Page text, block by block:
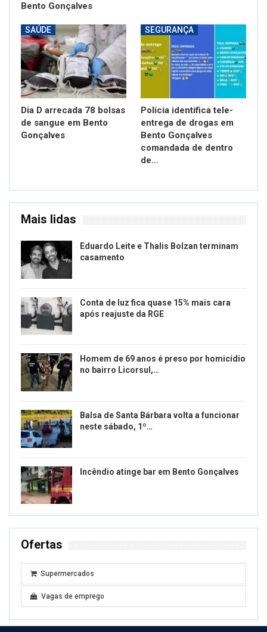
Bento Gonçalves
SAÚDE
Dia D arrecada 78 bolsas
de sangue em Bento
Gonçalves
SEGURANÇA
Polícia identifica tele-
entrega de drogas em
Bento Gonçalves
comandada de dentro
de…
Mais lidas
Eduardo Leite e Thalis Bolzan terminam
casamento
Conta de luz fica quase 15% mais cara
após reajuste da RGE
Homem de 69 anos é preso por homicídio
no bairro Licorsul,…
Balsa de Santa Bárbara volta a funcionar
neste sábado, 1º…
Incêndio atinge bar em Bento Gonçalves
Ofertas
Supermercados
Vagas de emprego